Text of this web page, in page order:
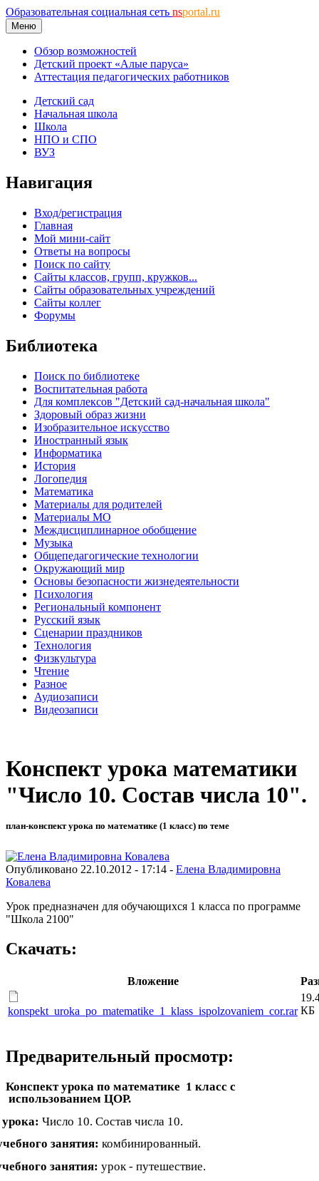
Образовательная социальная сеть nsportal.ru
Меню
Обзор возможностей
Детский проект «Алые паруса»
Аттестация педагогических работников
Детский сад
Начальная школа
Школа
НПО и СПО
ВУЗ
Навигация
Вход/регистрация
Главная
Мой мини-сайт
Ответы на вопросы
Поиск по сайту
Сайты классов, групп, кружков...
Сайты образовательных учреждений
Сайты коллег
Форумы
Библиотека
Поиск по библиотеке
Воспитательная работа
Для комплексов "Детский сад-начальная школа"
Здоровый образ жизни
Изобразительное искусство
Иностранный язык
Информатика
История
Логопедия
Математика
Материалы для родителей
Материалы МО
Междисциплинарное обобщение
Музыка
Общепедагогические технологии
Окружающий мир
Основы безопасности жизнедеятельности
Психология
Региональный компонент
Русский язык
Сценарии праздников
Технология
Физкультура
Чтение
Разное
Аудиозаписи
Видеозаписи
Конспект урока математики
"Число 10. Состав числа 10".
план-конспект урока по математике (1 класс) по теме
Опубликовано 22.10.2012 - 17:14 - Елена Владимировна
Ковалева
Урок предназначен для обучающихся 1 класса по программе
"Школа 2100"
Скачать:
Вложение
konspekt_uroka_po_matematike_1_klass_ispolzovaniem_cor.rar КБ
Предварительный просмотр:
Конспект урока по математике 1 класс с
использованием ЦОР.
Число 10. Состав числа 10.
занятия: комбинированный.
занятия: урок - путешествие.